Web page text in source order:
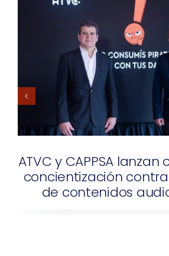
“Los peligros reales
exponen los usuarios
de la próxima